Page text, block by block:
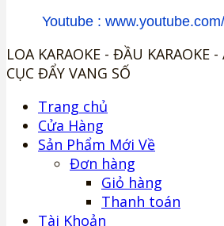
Youtube :
LOA KARAOKE - ĐẦU KARAOKE -
CỤC ĐẨY VANG SỐ
Trang chủ
Cửa Hàng
Sản Phẩm Mới Về
Đơn hàng
Giỏ hàng
Thanh toán
Tài Khoản